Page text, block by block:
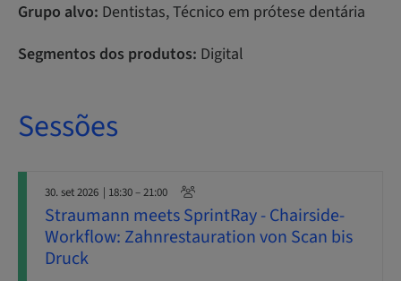
Grupo alvo: Dentistas, Técnico em prótese dentária
Segmentos dos produtos: Digital
Sessões
30. set 2026 | 18:30 – 21:00
Straumann meets SprintRay - Chairside-
Workflow: Zahnrestauration von Scan bis
Druck